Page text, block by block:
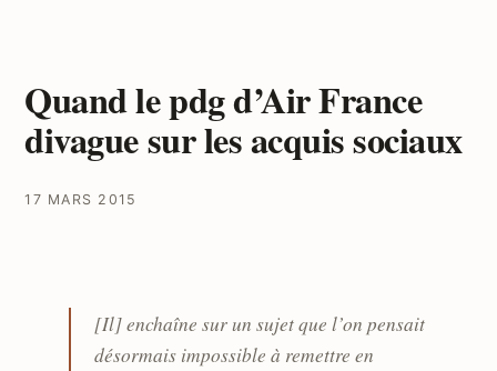
Quand le pdg d’Air France
divague sur les acquis sociaux
17 MARS 2015
[Il] enchaîne sur un sujet que l’on pensait
désormais impossible à remettre en